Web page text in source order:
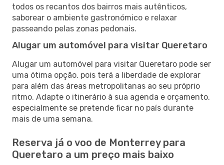
todos os recantos dos bairros mais autênticos,
saborear o ambiente gastronómico e relaxar
passeando pelas zonas pedonais.
Alugar um automóvel para visitar Queretaro
Alugar um automóvel para visitar Queretaro pode ser
uma ótima opção, pois terá a liberdade de explorar
para além das áreas metropolitanas ao seu próprio
ritmo. Adapte o itinerário à sua agenda e orçamento,
especialmente se pretende ficar no país durante
mais de uma semana.
Reserva já o voo de Monterrey para
Queretaro a um preço mais baixo